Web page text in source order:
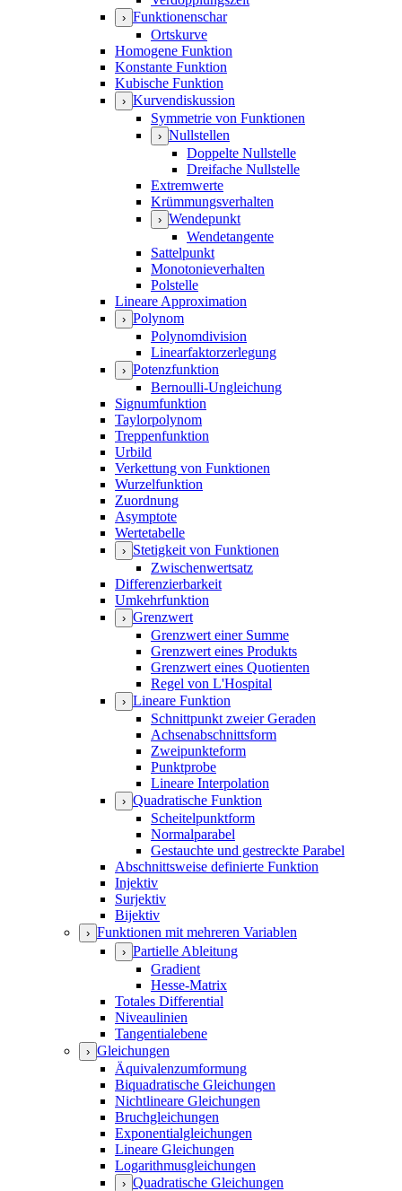
› Funktionenschar
Ortskurve
Homogene Funktion
Konstante Funktion
Kubische Funktion
› Kurvendiskussion
Symmetrie von Funktionen
› Nullstellen
Doppelte Nullstelle
Dreifache Nullstelle
Extremwerte
Krümmungsverhalten
› Wendepunkt
Wendetangente
Sattelpunkt
Monotonieverhalten
Polstelle
Lineare Approximation
› Polynom
Polynomdivision
Linearfaktorzerlegung
› Potenzfunktion
Bernoulli-Ungleichung
Signumfunktion
Taylorpolynom
Treppenfunktion
Urbild
Verkettung von Funktionen
Wurzelfunktion
Zuordnung
Asymptote
Wertetabelle
› Stetigkeit von Funktionen
Zwischenwertsatz
Differenzierbarkeit
Umkehrfunktion
› Grenzwert
Grenzwert einer Summe
Grenzwert eines Produkts
Grenzwert eines Quotienten
Regel von L'Hospital
› Lineare Funktion
Schnittpunkt zweier Geraden
Achsenabschnittsform
Zweipunkteform
Punktprobe
Lineare Interpolation
› Quadratische Funktion
Scheitelpunktform
Normalparabel
Gestauchte und gestreckte Parabel
Abschnittsweise definierte Funktion
Injektiv
Surjektiv
Bijektiv
› Funktionen mit mehreren Variablen
› Partielle Ableitung
Gradient
Hesse-Matrix
Totales Differential
Niveaulinien
Tangentialebene
› Gleichungen
Äquivalenzumformung
Biquadratische Gleichungen
Nichtlineare Gleichungen
Bruchgleichungen
Exponentialgleichungen
Lineare Gleichungen
Logarithmusgleichungen
› Quadratische Gleichungen